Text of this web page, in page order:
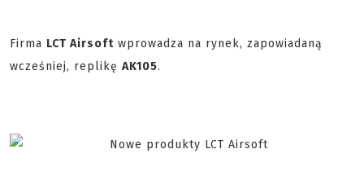
Firma LCT Airsoft wprowadza na rynek, zapowiadaną
wcześniej, replikę AK105.